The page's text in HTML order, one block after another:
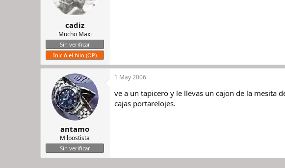
cadiz
Mucho Maxi
Sin verificar
Inició el hilo (OP)
antamo
Milpostista
Sin verificar
1 May 2006
ve a un tapicero y le llevas un cajon de la mesita
cajas portarelojes.